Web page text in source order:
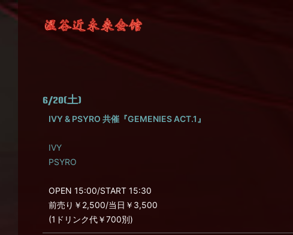
6/20(土)
IVY & PSYRO 共催『GEMENIES ACT.1』
IVY
PSYRO
OPEN 15:00/START 15:30
前売り￥2,500/当日￥3,500
(1ドリンク代￥700別)